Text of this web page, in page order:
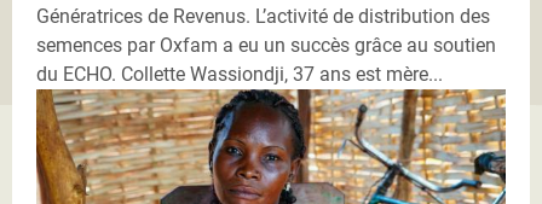
Génératrices de Revenus. L’activité de distribution des
semences par Oxfam a eu un succès grâce au soutien
du ECHO. Collette Wassiondji, 37 ans est mère...